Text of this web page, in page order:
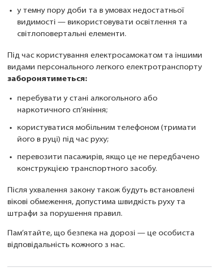
у темну пору доби та в умовах недостатньої
видимості — використовувати освітлення та
світлоповертальні елементи.
Під час користування електросамокатом та іншими
видами персонального легкого електротранспорту
заборонятиметься:
перебувати у стані алкогольного або
наркотичного сп’яніння;
користуватися мобільним телефоном (тримати
його в руці) під час руху;
перевозити пасажирів, якщо це не передбачено
конструкцією транспортного засобу.
Після ухвалення закону також будуть встановлені
вікові обмеження, допустима швидкість руху та
штрафи за порушення правил.
Пам’ятайте, що безпека на дорозі — це особиста
відповідальність кожного з нас.